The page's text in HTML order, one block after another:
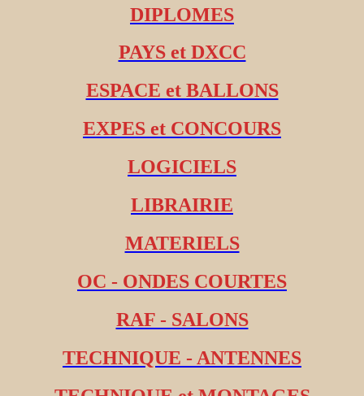
DIPLOMES
PAYS et DXCC
ESPACE et BALLONS
EXPES et CONCOURS
LOGICIELS
LIBRAIRIE
MATERIELS
OC - ONDES COURTES
RAF - SALONS
TECHNIQUE - ANTENNES